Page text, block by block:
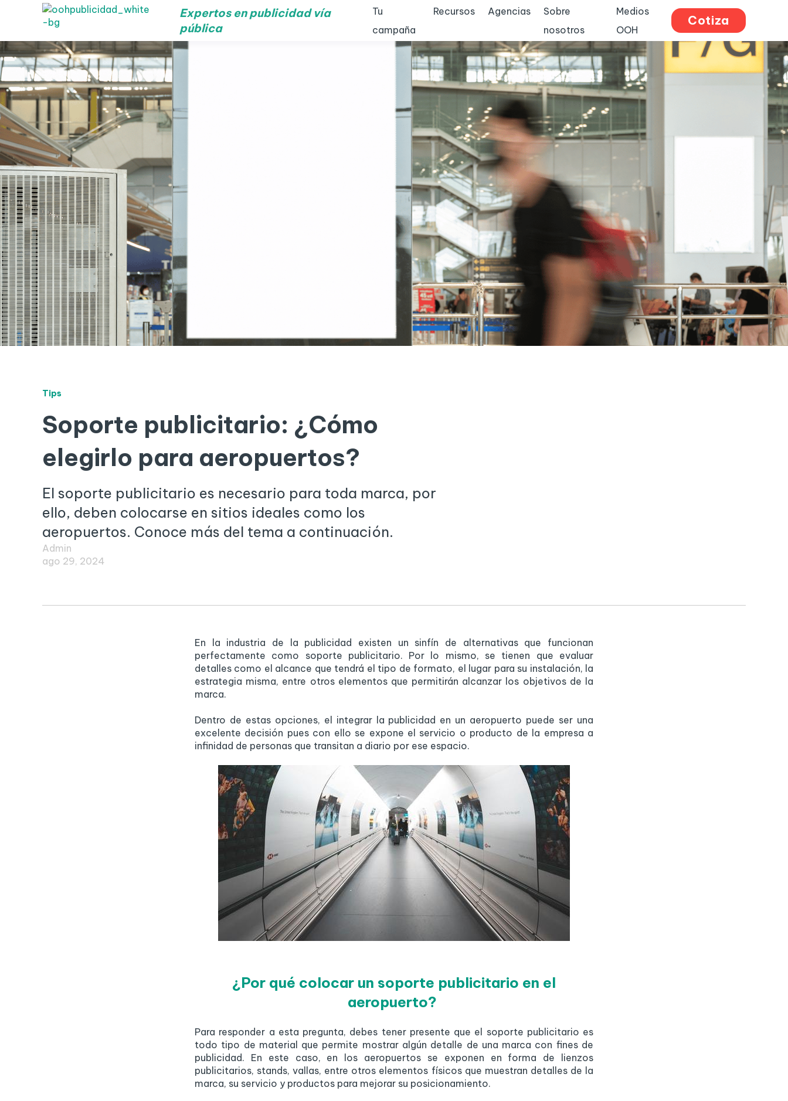
Expertos en publicidad vía
pública
Tu
campaña
Recursos Agencias
Sobre
nosotros
Medios
OOH
Cotiza
Tips
Soporte publicitario: ¿Cómo
elegirlo para aeropuertos?
El soporte publicitario es necesario para toda marca, por
ello, deben colocarse en sitios ideales como los
aeropuertos. Conoce más del tema a continuación.
Admin
ago 29, 2024
En la industria de la publicidad existen un sinfín de alternativas que funcionan
perfectamente como soporte publicitario. Por lo mismo, se tienen que evaluar
detalles como el alcance que tendrá el tipo de formato, el lugar para su instalación, la
estrategia misma, entre otros elementos que permitirán alcanzar los objetivos de la
marca.
Dentro de estas opciones, el integrar la publicidad en un aeropuerto puede ser una
excelente decisión pues con ello se expone el servicio o producto de la empresa a
infinidad de personas que transitan a diario por ese espacio.
¿Por qué colocar un soporte publicitario en el
aeropuerto?
Para responder a esta pregunta, debes tener presente que el soporte publicitario es
todo tipo de material que permite mostrar algún detalle de una marca con fines de
publicidad. En este caso, en los aeropuertos se exponen en forma de lienzos
publicitarios, stands, vallas, entre otros elementos físicos que muestran detalles de la
marca, su servicio y productos para mejorar su posicionamiento.